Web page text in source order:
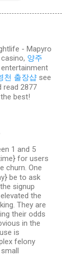
- Mapyro
casino, 양주
천 출장샵 see
read 2877
best!
1 and 5
for users
churn. One
be to ask
signup
the
They are
their odds
in the
is
felony